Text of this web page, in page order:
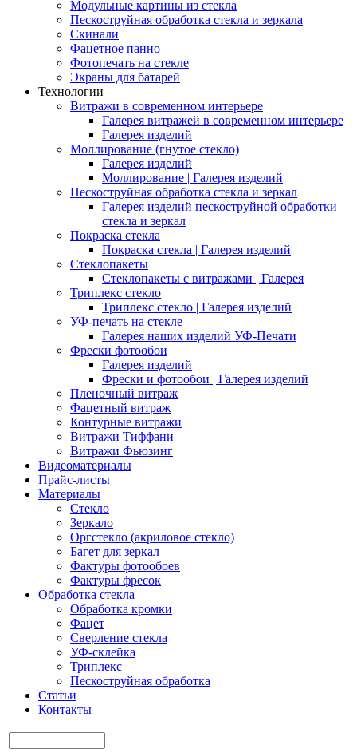
Модульные картины из стекла
Пескоструйная обработка стекла и зеркала
Скинали
Фацетное панно
Фотопечать на стекле
Экраны для батарей
Технологии
Витражи в современном интерьере
Галерея витражей в современном интерьере
Галерея изделий
Моллирование (гнутое стекло)
Галерея изделий
Моллирование | Галерея изделий
Пескоструйная обработка стекла и зеркал
Галерея изделий пескоструйной обработки
стекла и зеркал
Покраска стекла
Покраска стекла | Галерея изделий
Стеклопакеты
Стеклопакеты с витражами | Галерея
Триплекс стекло
Триплекс стекло | Галерея изделий
УФ-печать на стекле
Галерея наших изделий УФ-Печати
Фрески фотообои
Галерея изделий
Фрески и фотообои | Галерея изделий
Пленочный витраж
Фацетный витраж
Контурные витражи
Витражи Тиффани
Витражи Фьюзинг
Видеоматериалы
Прайс-листы
Материалы
Стекло
Зеркало
Оргстекло (акриловое стекло)
Багет для зеркал
Фактуры фотообоев
Фактуры фресок
Обработка стекла
Обработка кромки
Фацет
Сверление стекла
УФ-склейка
Триплекс
Пескоструйная обработка
Статьи
Контакты